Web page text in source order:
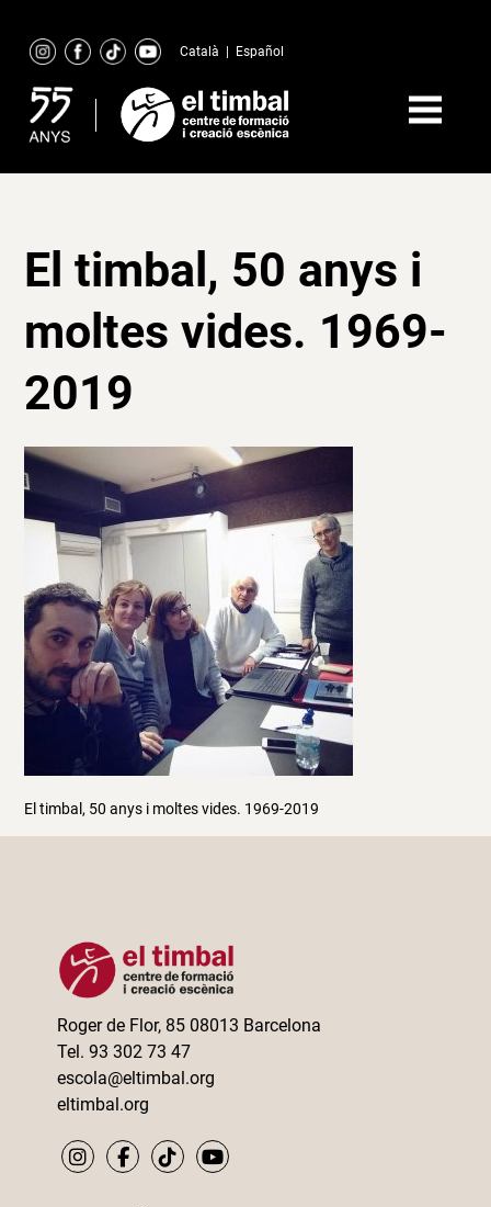
content
Català Español
El timbal, 50 anys i
moltes vides. 1969-
2019
El timbal, 50 anys i moltes vides. 1969-2019
Roger de Flor, 85 08013 Barcelona
Tel. 93 302 73 47
escola@eltimbal.org
eltimbal.org